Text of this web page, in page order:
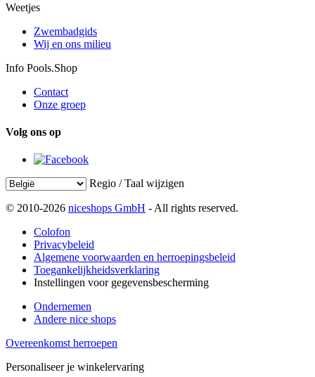
Weetjes
Zwembadgids
Wij en ons milieu
Info Pools.Shop
Contact
Onze groep
Volg ons op
Regio / Taal wijzigen
© 2010-2026 niceshops GmbH - All rights reserved.
Colofon
Privacybeleid
Algemene voorwaarden en herroepingsbeleid
Toegankelijkheidsverklaring
Instellingen voor gegevensbescherming
Ondernemen
Andere nice shops
Overeenkomst herroepen
Personaliseer je winkelervaring